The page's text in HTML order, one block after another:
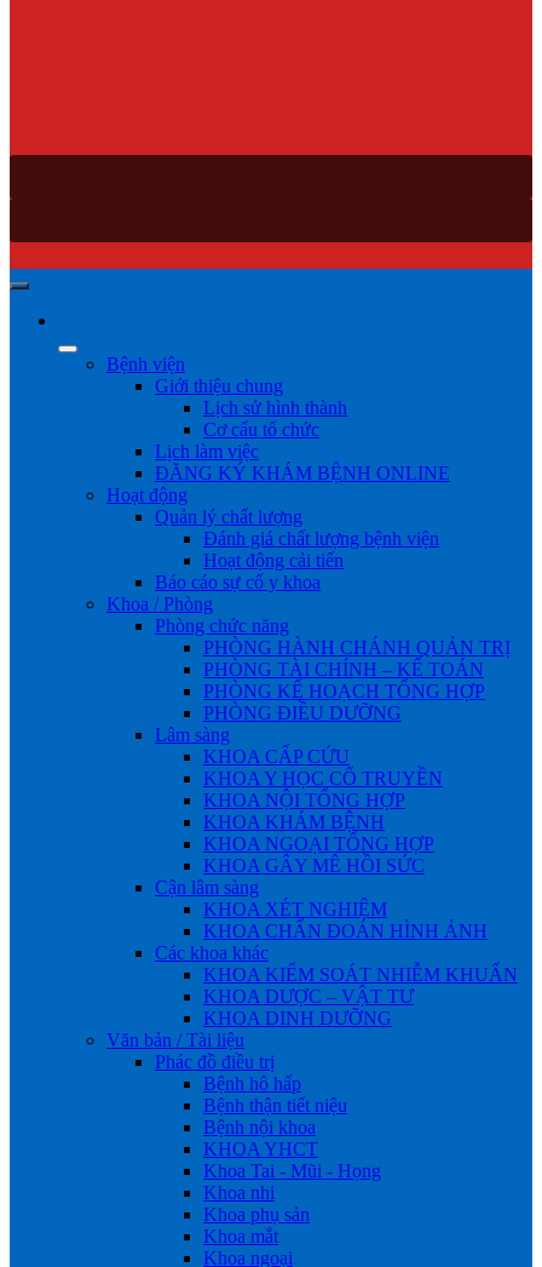
Bệnh viện
Giới thiệu chung
Lịch sử hình thành
Cơ cấu tổ chức
Lịch làm việc
ĐĂNG KÝ KHÁM BỆNH ONLINE
Hoạt động
Quản lý chất lượng
Đánh giá chất lượng bệnh viện
Hoạt động cải tiến
Báo cáo sự cố y khoa
Khoa / Phòng
Phòng chức năng
PHÒNG HÀNH CHÁNH QUẢN TRỊ
PHÒNG TÀI CHÍNH – KẾ TOÁN
PHÒNG KẾ HOẠCH TỔNG HỢP
PHÒNG ĐIỀU DƯỠNG
Lâm sàng
KHOA CẤP CỨU
KHOA Y HỌC CỔ TRUYỀN
KHOA NỘI TỔNG HỢP
KHOA KHÁM BỆNH
KHOA NGOẠI TỔNG HỢP
KHOA GÂY MÊ HỒI SỨC
Cận lâm sàng
KHOA XÉT NGHIỆM
KHOA CHẨN ĐOÁN HÌNH ẢNH
Các khoa khác
KHOA KIỂM SOÁT NHIỄM KHUẨN
KHOA DƯỢC – VẬT TƯ
KHOA DINH DƯỠNG
Văn bản / Tài liệu
Phác đồ điều trị
Bệnh hô hấp
Bệnh thận tiết niệu
Bệnh nội khoa
KHOA YHCT
Khoa Tai - Mũi - Họng
Khoa nhi
Khoa phụ sản
Khoa mắt
Khoa ngoại